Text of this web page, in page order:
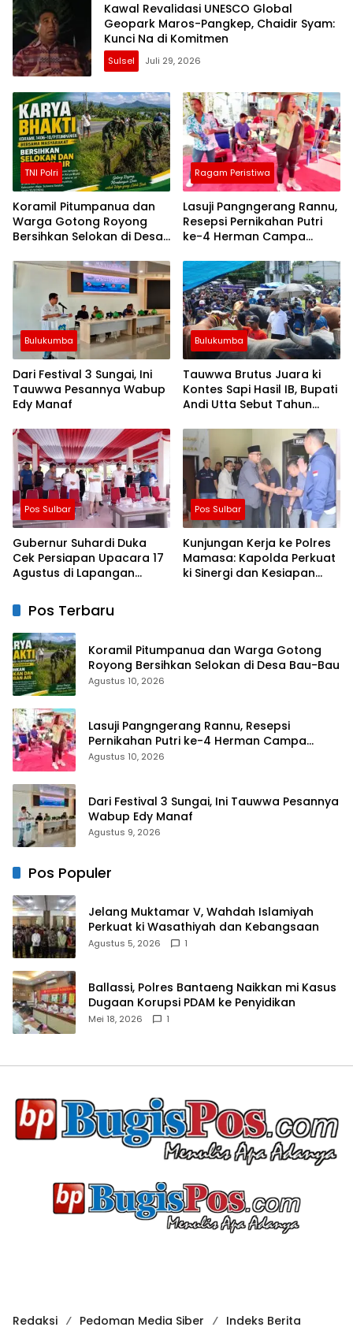
Kawal Revalidasi UNESCO Global
Geopark Maros-Pangkep, Chaidir Syam:
Kunci Na di Komitmen
Sulsel Juli 29, 2026
TNI Polri
Koramil Pitumpanua dan
Warga Gotong Royong
Bersihkan Selokan di Desa
Ragam Peristiwa
Lasuji Pangngerang Rannu,
Resepsi Pernikahan Putri
ke-4 Herman Campa
Bulukumba
Dari Festival 3 Sungai, Ini
Tauwwa Pesannya Wabup
Edy Manaf
Bulukumba
Tauwwa Brutus Juara ki
Kontes Sapi Hasil IB, Bupati
Andi Utta Sebut Tahun
Lebih Besar
Pos Sulbar
Gubernur Suhardi Duka
Cek Persiapan Upacara 17
Agustus di Lapangan
Persen
Pos Sulbar
Kunjungan Kerja ke Polres
Mamasa: Kapolda Perkuat
ki Sinergi dan Kesiapan
Pos Terbaru
Koramil Pitumpanua dan Warga Gotong
Royong Bersihkan Selokan di Desa Bau-Bau
Agustus 10, 2026
Lasuji Pangngerang Rannu, Resepsi
Pernikahan Putri ke-4 Herman Campa
Dihadiri Seniman
Agustus 10, 2026
Dari Festival 3 Sungai, Ini Tauwwa Pesannya
Wabup Edy Manaf
Agustus 9, 2026
Pos Populer
Jelang Muktamar V, Wahdah Islamiyah
Perkuat ki Wasathiyah dan Kebangsaan
Agustus 5, 2026 1
Ballassi, Polres Bantaeng Naikkan mi Kasus
Dugaan Korupsi PDAM ke Penyidikan
Mei 18, 2026 1
Redaksi Pedoman Media Siber
Indeks Berita